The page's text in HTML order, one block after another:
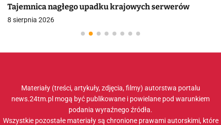
Tajemnica nagłego upadku krajowych serwerów
8 sierpnia 2026
Materiały (treści, artykuły, zdjęcia, filmy) autorstwa portalu
news.24tm.pl mogą być publikowane i powielane pod warunkiem
podania wyraźnego źródła.
Wszystkie pozostałe materiały są chronione prawami autorskimi, które